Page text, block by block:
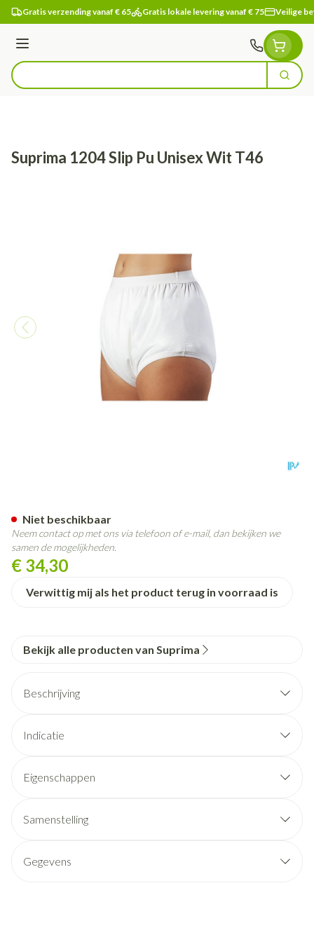
Ga naar de inhoud
Gratis verzending vanaf € 65 Gratis lokale levering vanaf € 75 Veilige
Menu
Product, merk, categorie... Zoek
Suprima 1204 Slip Pu Unisex Wit T46
€ 34,30
Verwittig mij als het product terug in voorraad is
Niet beschikbaar
Neem contact op met ons via telefoon of e-mail, dan bekijken we
samen de mogelijkheden.
Bekijk alle producten van Suprima
Beschrijving
Indicatie
Eigenschappen
Samenstelling
Gegevens